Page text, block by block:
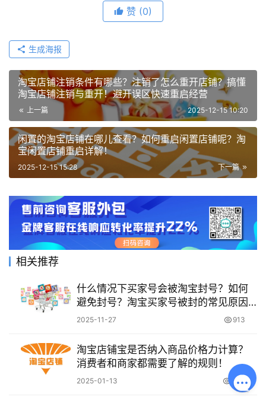
赞 (0)
生成海报
淘宝店铺注销条件有哪些？注销了怎么重开店铺？搞懂
淘宝店铺注销与重开！避开误区快速重启经营
上一篇 2025-12-15 10:20
闲置的淘宝店铺在哪儿查看？如何重启闲置店铺呢？淘
宝闲置店铺重启详解！
下一篇
2025-12-15 15:28
相关推荐
什么情况下买家号会被淘宝封号？如何
避免封号？淘宝买家号被封的常见原因
及安全使用指南
2025-11-27 913
淘宝店铺宝是否纳入商品价格力计算？
消费者和商家都需要了解的规则！
2025-01-13 1.9K